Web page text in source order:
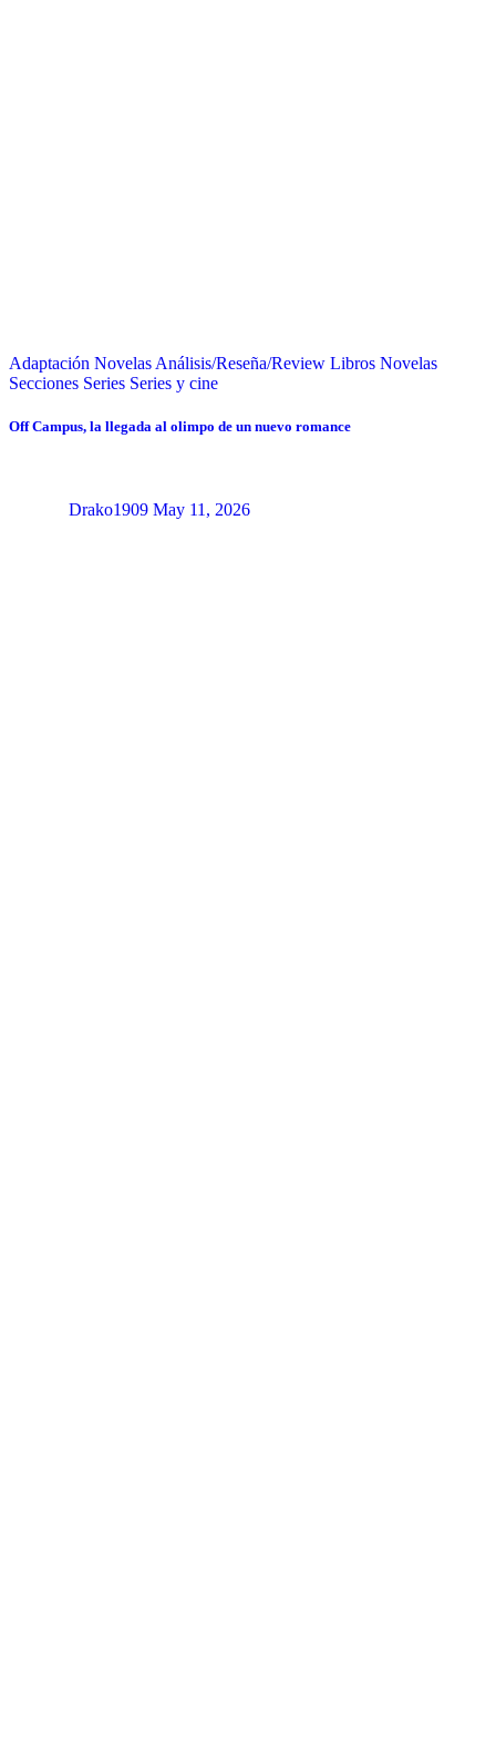
Adaptación Novelas Análisis/Reseña/Review Libros Novelas
Secciones Series Series y cine
Off Campus, la llegada al olimpo de un nuevo romance
Drako1909 May 11, 2026